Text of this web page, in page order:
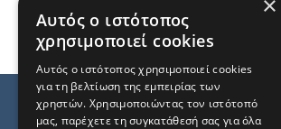
Αυτός ο ιστότοπος
χρησιμοποιεί cookies
Αυτός ο ιστότοπος χρησιμοποιεί cookies
για τη βελτίωση της εμπειρίας των
χρηστών. Χρησιμοποιώντας τον ιστότοπό
μας, παρέχετε τη συγκατάθεσή σας για όλα